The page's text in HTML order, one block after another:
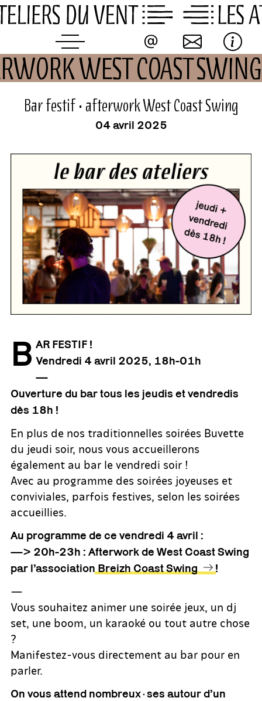
Skip
to
WEST COAST
événement
Bar festif • afterwork West Coast Swing
04 avril 2025
B AR FESTIF !
Vendredi 4 avril 2025, 18h-01h
—
Ouverture du bar tous les jeudis et vendredis
dès 18h !
En plus de nos traditionnelles soirées Buvette
du jeudi soir, nous vous accueillerons
également au bar le vendredi soir !
Avec au programme des soirées joyeuses et
conviviales, parfois festives, selon les soirées
accueillies.
Au programme de ce vendredi 4 avril :
—> 20h-23h : Afterwork de West Coast Swing
par l’association Breizh Coast Swing !
—
Vous souhaitez animer une soirée jeux, un dj
set, une boom, un karaoké ou tout autre chose
?
Manifestez-vous directement au bar pour en
parler.
On vous attend nombreux·ses autour d’un